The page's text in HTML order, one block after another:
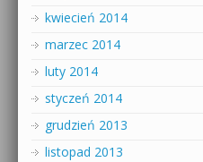
kwiecień 2014
marzec 2014
luty 2014
styczeń 2014
grudzień 2013
listopad 2013